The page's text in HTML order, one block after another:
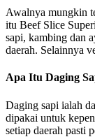
Awalnya mungkin
itu Beef Slice
sapi, kambing dan
daerah. Selainnya
Apa Itu Daging
Daging sapi ialah
dipakai untuk
setiap daerah pasti